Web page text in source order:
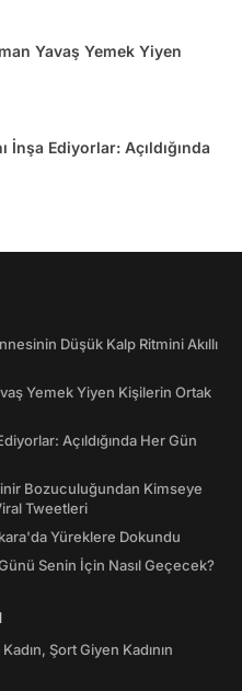
Yavaş Yemek Yiyen
İnşa Ediyorlar: Açıldığında
Düşük Kalp Ritmini Akıllı
Yemek Yiyen Kişilerin Ortak
Açıldığında Her Gün
Bozuculuğundan Kimseye
Tweetleri
Yüreklere Dokundu
Senin İçin Nasıl Geçecek?
Şort Giyen Kadının